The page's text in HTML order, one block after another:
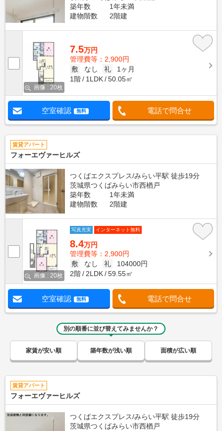
築年数
1年未満
建物階数
2階建
画像 : 20枚
7.5万円
管理費等：2,900円
敷
なし 礼
1ヶ月
1階
1LDK 50.05㎡
空室確認 無料 電話で問合せ
賃貸アパート
フォーエヴァーヒルズ
つくばエクスプレス/みらい平駅 徒歩19分
茨城県つくばみらい市西楢戸
築年数
1年未満
建物階数
2階建
画像 : 20枚
写真充実 インターネット無料
8.4万円
管理費等：2,900円
敷
なし 礼
104000円
2階
2LDK 59.55㎡
空室確認 無料 電話で問合せ
別の順番に並び替えてみませんか？
家賃が安い順 築年数が浅い順 面積が広い順
賃貸アパート
フォーエヴァーヒルズ
つくばエクスプレス/みらい平駅 徒歩19分
茨城県つくばみらい市西楢戸